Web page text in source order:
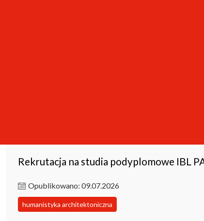
Rekrutacja na studia podyplomowe IBL
Opublikowano: 09.07.2026
humanistyka architektoniczna